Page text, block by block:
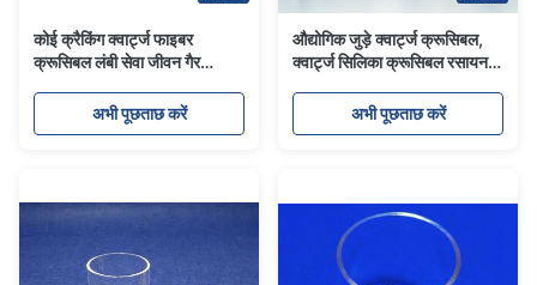
कोई क्रैकिंग क्वार्ट्ज फाइबर
क्रूसिबल लंबी सेवा जीवन गैर
अभी पूछताछ करें
औद्योगिक जुड़े क्वार्ट्ज क्रूसिबल,
क्वार्ट्ज सिलिका क्रूसिबल रसायन
अभी पूछताछ करें